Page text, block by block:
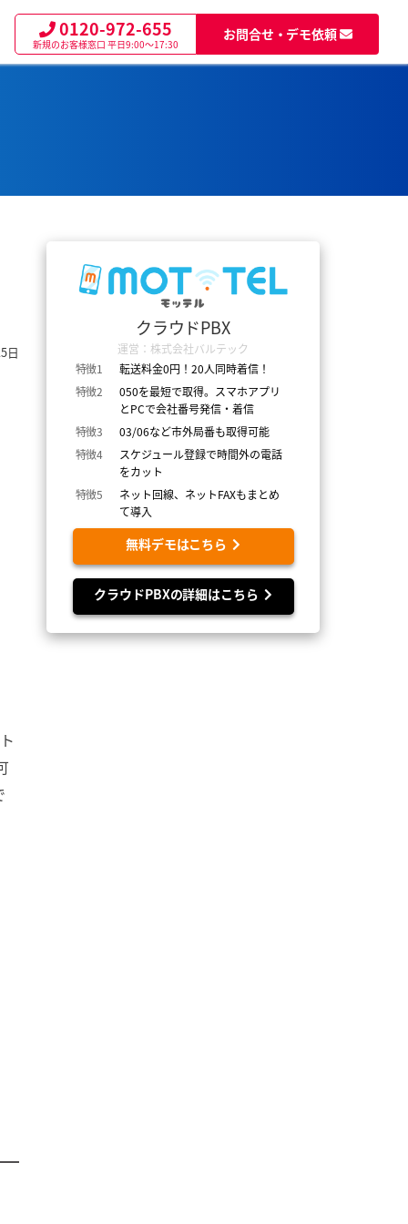
0120-972-655
新規のお客様窓口 平日9:00～17:30
お問合せ・デモ依頼
日
クラウドPBX
運営：株式会社バルテック
特徴1
転送料金0円！20人同時着信！
特徴2
050を最短で取得。スマホアプリ
とPCで会社番号発信・着信
特徴3
03/06など市外局番も取得可能
特徴4
スケジュール登録で時間外の電話
をカット
特徴5
ネット回線、ネットFAXもまとめ
て導入
無料デモはこちら
クラウドPBXの詳細はこちら